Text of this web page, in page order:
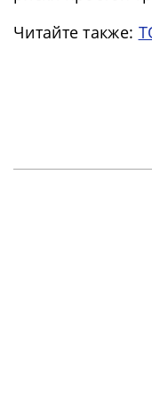
Читайте также: